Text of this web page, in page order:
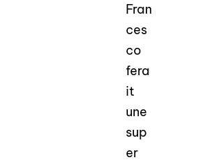
Fran
ces
co
fera
it
une
sup
er